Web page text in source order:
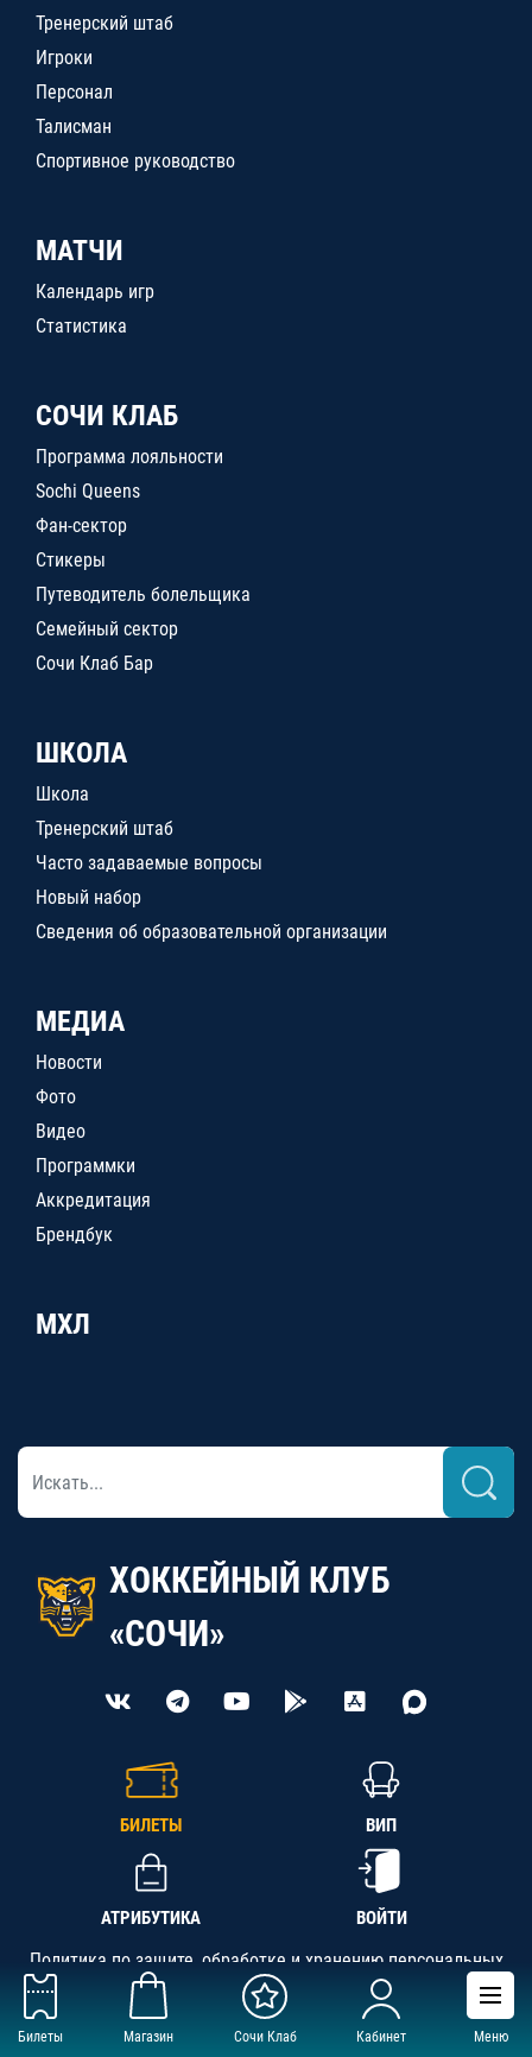
Билеты Магазин Сочи Клаб Кабинет Меню
Тренерский штаб
Игроки
Персонал
Талисман
Спортивное руководство
МАТЧИ
Календарь игр
Статистика
СОЧИ КЛАБ
Программа лояльности
Sochi Queens
Фан-сектор
Стикеры
Путеводитель болельщика
Семейный сектор
Сочи Клаб Бар
ШКОЛА
Школа
Тренерский штаб
Часто задаваемые вопросы
Новый набор
Сведения об образовательной организации
МЕДИА
Новости
Фото
Видео
Программки
Аккредитация
Брендбук
МХЛ
ХОККЕЙНЫЙ КЛУБ
«СОЧИ»
БИЛЕТЫ ВИП
АТРИБУТИКА ВОЙТИ
Политика по защите, обработке и хранению персональных
данных
АНО «СК «Кубань-Регион», ОГРН 1142300002349,